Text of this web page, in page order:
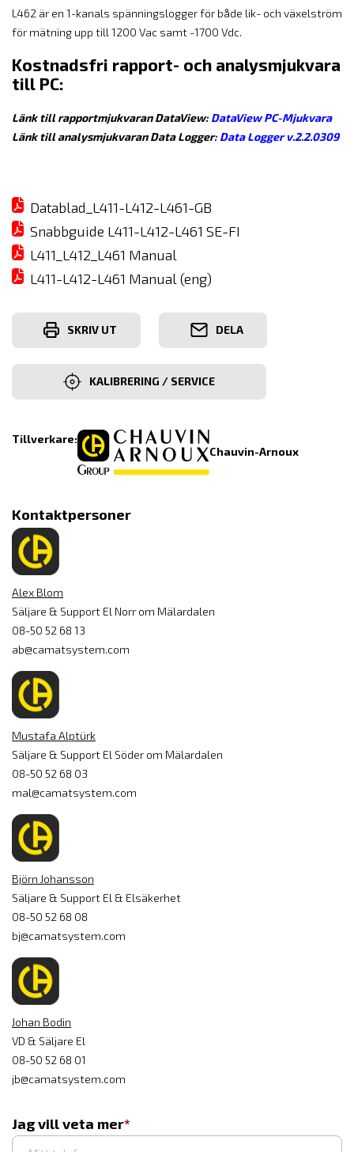
L462 är en 1-kanals spänningslogger för både lik- och växelström
för mätning upp till 1200 Vac samt -1700 Vdc.
Kostnadsfri rapport- och analysmjukvara
till PC:
Länk till rapportmjukvaran DataView: DataView PC-Mjukvara
Länk till analysmjukvaran Data Logger: Data Logger v.2.2.0309
Datablad_L411-L412-L461-GB
Snabbguide L411-L412-L461 SE-FI
L411_L412_L461 Manual
L411-L412-L461 Manual (eng)
SKRIV UT DELA
KALIBRERING / SERVICE
Tillverkare:
Chauvin-Arnoux
Kontaktpersoner
Alex Blom
Säljare & Support El Norr om Mälardalen
08-50 52 68 13
ab@camatsystem.com
Mustafa Alptürk
Säljare & Support El Söder om Mälardalen
08-50 52 68 03
mal@camatsystem.com
Björn Johansson
Säljare & Support El & Elsäkerhet
08-50 52 68 08
bj@camatsystem.com
Johan Bodin
VD & Säljare El
08-50 52 68 01
jb@camatsystem.com
Jag vill veta mer